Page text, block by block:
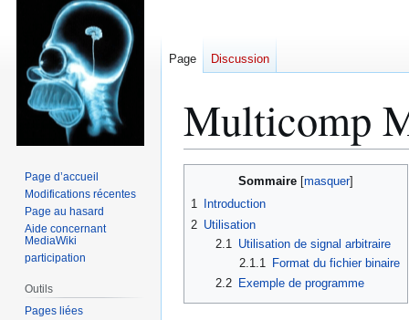
Multicomp
navigation
recherche
Sommaire
1
Introduction
2 Utilisation
2.1
Utilisation de signal arbitraire
2.1.1
Format du fichier binaire
2.2
Exemple de programme
Page Discussion
Page d’accueil
Modifications récentes
Page au hasard
Aide concernant
MediaWiki
participation
Outils
Pages liées